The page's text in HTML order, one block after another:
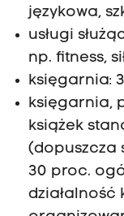
językowa,
usługi
np. fitness,
księgarnia:
księgarnia,
książek
(dopuszcza
30 proc.